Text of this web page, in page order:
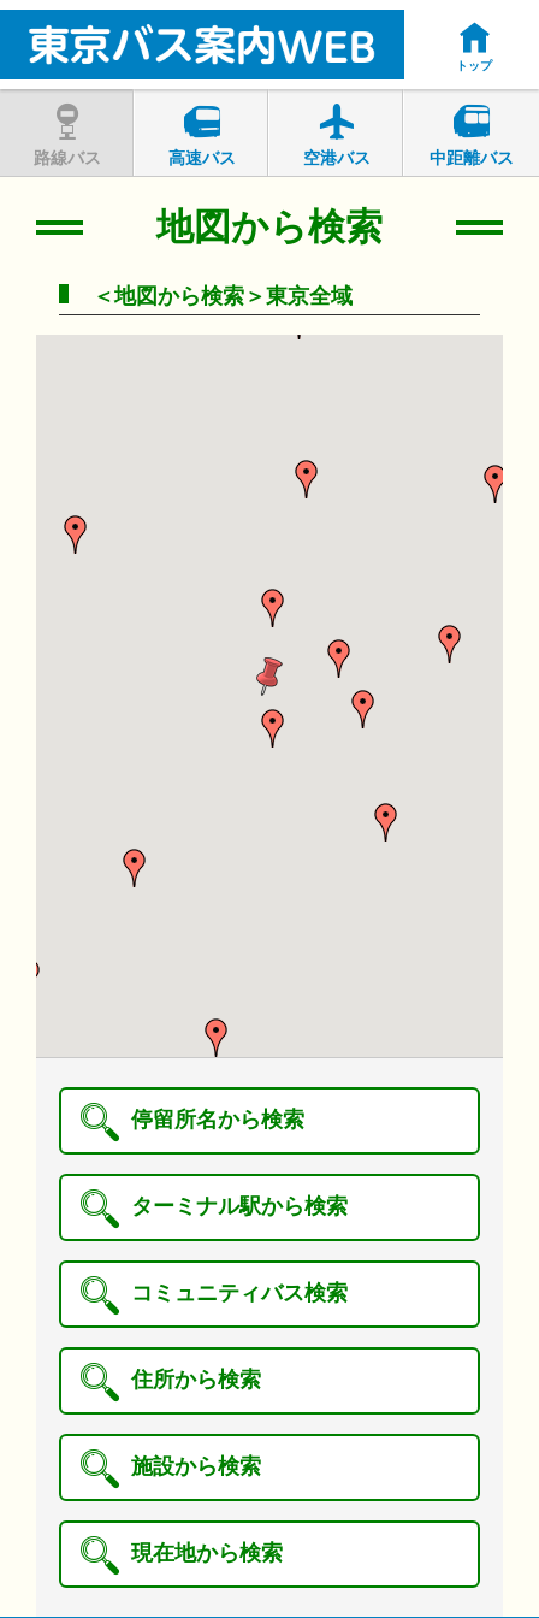
トップ
路線バス 高速バス 空港バス 中距離バス
地図から検索
＜地図から検索＞東京全域
停留所名から検索
ターミナル駅から検索
コミュニティバス検索
住所から検索
施設から検索
現在地から検索